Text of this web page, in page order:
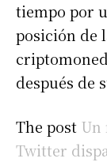
tiempo por
posición de
después de
The post Un
Twitter